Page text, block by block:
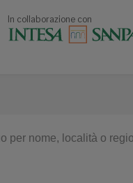
In collaborazione con